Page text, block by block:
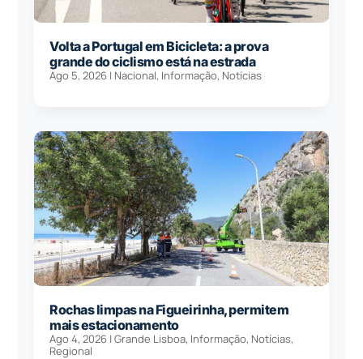
Volta a Portugal em Bicicleta: a prova
grande do ciclismo está na estrada
Ago 5, 2026 | Nacional, Informação, Notícias
Rochas limpas na Figueirinha, permitem
mais estacionamento
Ago 4, 2026 |Grande Lisboa, Informação, Notícias,
Regional